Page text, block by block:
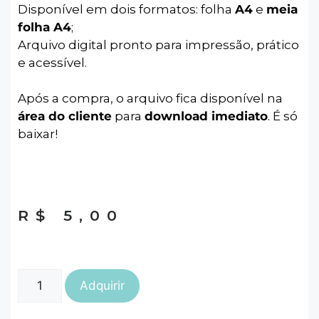
Disponível em dois formatos: folha A4 e meia
folha A4;
Arquivo digital pronto para impressão, prático
e acessível.
Após a compra, o arquivo fica disponível na
área do cliente para download imediato. É só
baixar!
R$ 5,00
Adquirir